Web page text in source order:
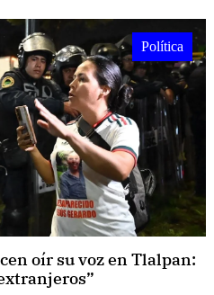
Política
oír su voz en Tlalpan: